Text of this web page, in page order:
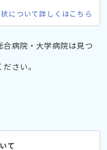
について詳しくはこちら
病院・大学病院は見つ
さい。
て